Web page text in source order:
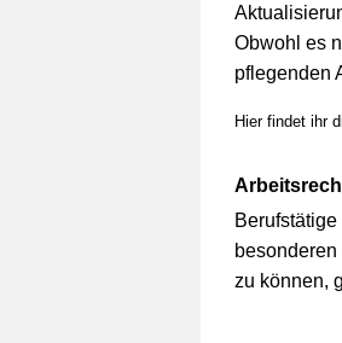
Obwohl es
pflegenden
Hier findet ihr
zu können,